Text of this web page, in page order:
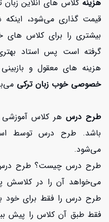
هزینهکلاس های آنلاین زبان
قیمت گذاری می‌شود، اینکه
بیشتری را برای کلاس
گرفته است پس استاد
هزینه های معقول و
خصوصی خوب زبان ترکی
طرح درس هر کلاس
باشد. طرح درس توسط
می‌شود.
طرح درس چیست؟ طرح درس
می‌خواهد آن را در کلاسش
طرح درس را فقط برای خود
فقط طبق آن کلاس را پیش